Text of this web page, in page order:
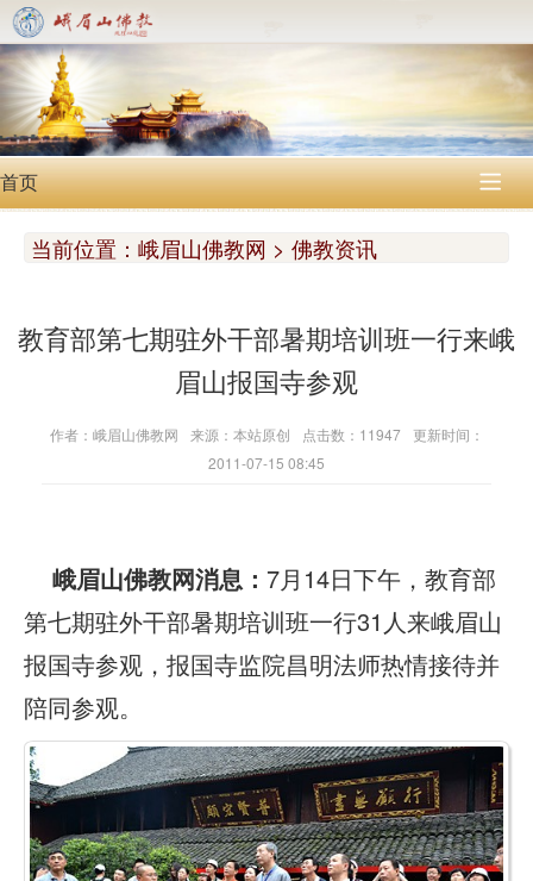
首页 
当前位置： 峨眉山佛教网 > 佛教资讯
教育部第七期驻外干部暑期培训班一行来峨
眉山报国寺参观
作者：峨眉山佛教网 来源：本站原创 点击数：11947
更新时间：
2011-07-15 08:45
峨眉山佛教网消息： 7月14日下午，教育部
第七期驻外干部暑期培训班一行31人来峨眉山
报国寺参观，报国寺监院昌明法师热情接待并
陪同参观。